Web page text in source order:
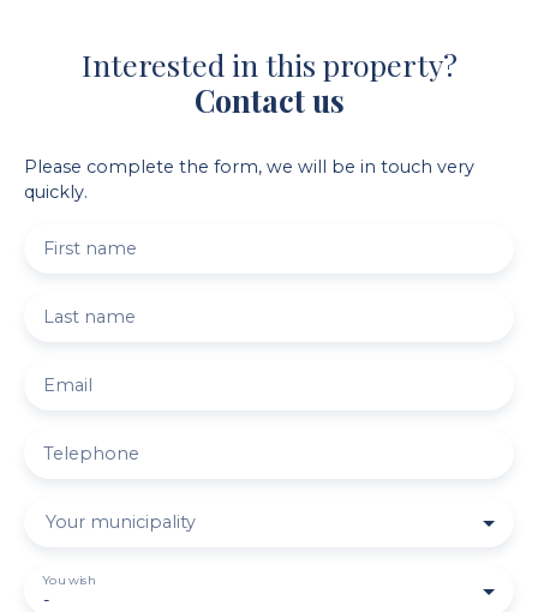
Interested in this property?
Contact us
Please complete the form, we will be in touch very
quickly.
First name
Last name
Email
Telephone
Your municipality
-
You wish